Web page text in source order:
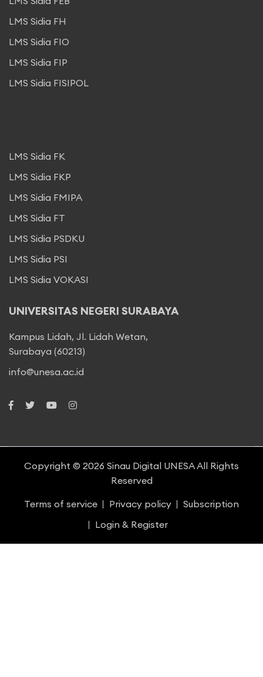
LMS Sidia FH
LMS Sidia FIO
LMS Sidia FIP
LMS Sidia FISIPOL
LMS Sidia FK
LMS Sidia FKP
LMS Sidia FMIPA
LMS Sidia FT
LMS Sidia PSDKU
LMS Sidia PSI
LMS Sidia VOKASI
UNIVERSITAS NEGERI SURABAYA
Kampus Lidah, Jl. Lidah Wetan,
Surabaya (60213)
info@unesa.ac.id
Copyright © 2026 Sinau Digital UNESAAll Rights
Reserved
Terms of service
Privacy policy
Subscription
Login & Register